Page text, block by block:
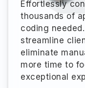
Effortlessly
thousands of
coding
streamline
eliminate
more time to
exceptional